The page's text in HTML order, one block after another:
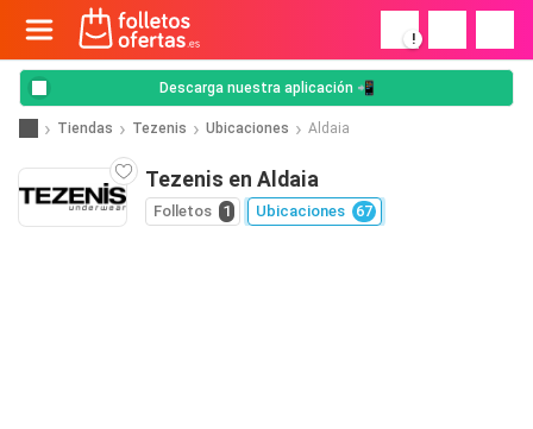
!
Descarga nuestra aplicación 📲
Tiendas Tezenis Ubicaciones Aldaia
Tezenis en Aldaia
Folletos 1 Ubicaciones 67